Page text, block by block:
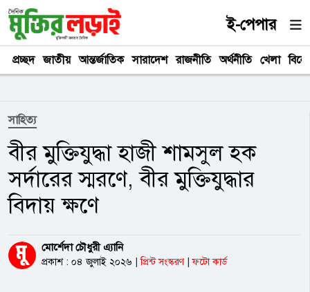
ই-পেপার
প্রচ্ছদ জাতীয় আন্তর্জাতিক সারাদেশ রাজনীতি অর্থনীতি খেলা
সাহিত্য
বীর মুক্তিযুদ্ধা হাজী শামসুল হক
সর্দারের স্মরণে, বীর মুক্তিযুদ্ধার
বিদায় ক্ষণে
মোর্শেদা চৌধুরী এ্যানি
প্রকাশ : ০৪ জুলাই ২০২৬ প্রিন্ট সংস্করণ ফটো কার্ড